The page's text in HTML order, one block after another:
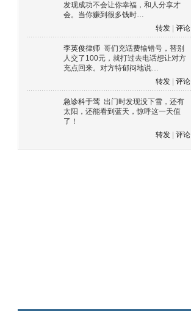
发现成功不会让你幸福，和人分享才
会。当你赚到很多钱时…
转发
评论
李英俊律师 哥们充话费输错号，替别
人交了100元，就打过去电话想让对方
充点回来。对方特郁闷地说…
转发
评论
急诊科于莺 出门时发现没下雪，还有
太阳，还能看到蓝天，惊呼这一天值
了！
转发
评论